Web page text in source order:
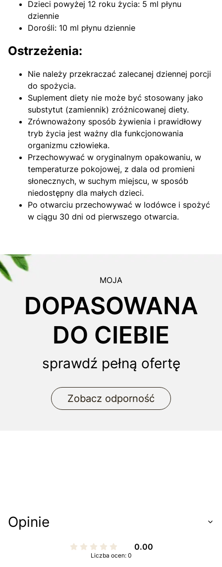
Dzieci powyżej 12 roku życia: 5 ml płynu
dziennie
Dorośli: 10 ml płynu dziennie
Ostrzeżenia:
Nie należy przekraczać zalecanej dziennej porcji
do spożycia.
Suplement diety nie może być stosowany jako
substytut (zamiennik) zróżnicowanej diety.
Zrównoważony sposób żywienia i prawidłowy
tryb życia jest ważny dla funkcjonowania
organizmu człowieka.
Przechowywać w oryginalnym opakowaniu, w
temperaturze pokojowej, z dala od promieni
słonecznych, w suchym miejscu, w sposób
niedostępny dla małych dzieci.
Po otwarciu przechowywać w lodówce i spożyć
w ciągu 30 dni od pierwszego otwarcia.
MOJA
DOPASOWANA
DO CIEBIE
sprawdź pełną ofertę
Zobacz odporność
Opinie
0.00
Liczba ocen: 0